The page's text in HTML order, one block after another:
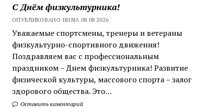
С Днём физкультурника!
ОПУБЛИКОВАНО IRINA 08.08.2026
Уважаемые спортсмены, тренеры и ветераны
физкультурно-спортивного движения!
Поздравляем вас с профессиональным
праздником – Днем физкультурника! Развитие
физической культуры, массового спорта – залог
здорового общества. Это…
Оставить коментарий